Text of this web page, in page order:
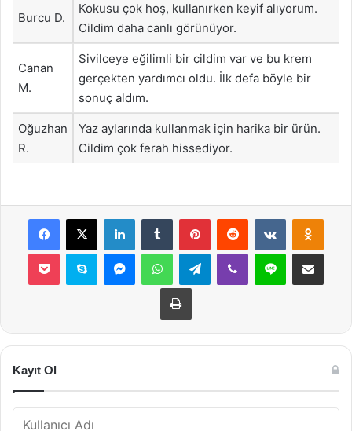
Burcu D.
Kokusu çok hoş, kullanırken keyif alıyorum.
Cildim daha canlı görünüyor.
Canan
M.
Sivilceye eğilimli bir cildim var ve bu krem
gerçekten yardımcı oldu. İlk defa böyle bir
sonuç aldım.
Oğuzhan
R.
Yaz aylarında kullanmak için harika bir ürün.
Cildim çok ferah hissediyor.
Facebook
X LinkedInTumblr PinterestReddit VKontakte
Pocket Skype MessengerWhatsAppTelegramViber Line E-Posta ile
Yazdır
Kayıt Ol